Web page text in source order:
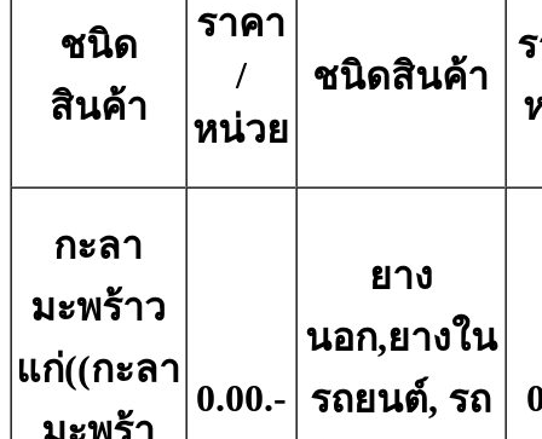
ชนิด
สินค้า
ราคา
/
หน่วย
ชนิดสินค้า
กะลา
มะพร้าว
แก่((กะลา
0.00.-
ยาง
นอก,ยางใน
รถยนต์, รถ